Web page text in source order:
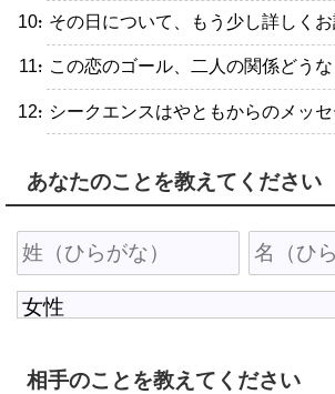
・その日について、もう少し詳しくお
・この恋のゴール、二人の関係どうな
・シークエンスはやともからのメッ
あなたのことを教えてください
相手のことを教えてください